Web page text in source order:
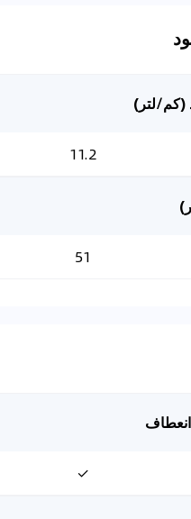
(كم/لتر)
11.2
51
انعطاف
✓